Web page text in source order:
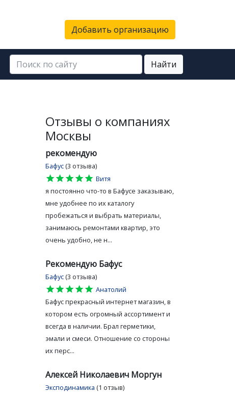
Добавить организацию
Найти
Отзывы о компаниях
Москвы
рекомендую
Бафус (3 отзыва)
star
star
star
star
star
Витя
я постоянно что-то в Бафусе заказываю,
мне удобнее по их каталогу
пробежаться и выбрать материалы,
занимаюсь ремонтами квартир, это
очень удобно, не н...
Рекомендую Бафус
Бафус (3 отзыва)
star
star
star
star
star
Анатолий
Бафус прекрасный интернет магазин, в
котором есть огромный ассортимент и
всегда в наличии. Брал герметики,
эмали и смеси. Отношение со стороны
их перс...
Алексей Николаевич Моргун
Эксподинамика (1 отзыв)